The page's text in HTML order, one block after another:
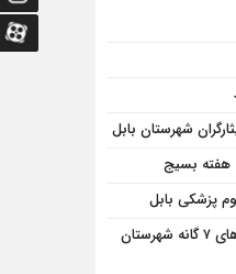
شهرستان بابل
هفته بسیج
پزشکی بابل
مسیرهای راهپیمایی یوم الله ۲۲ بهمن ۱۴۰۱ شهرهای ۷ گانه شهرستان